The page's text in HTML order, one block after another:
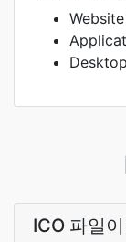
ICO 파일